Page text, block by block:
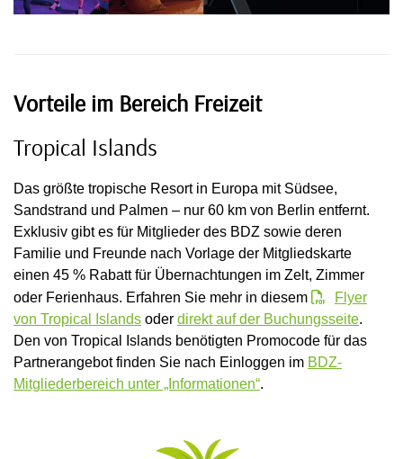
Vorteile im Bereich Freizeit
Tropical Islands
Das größte tropische Resort in Europa mit Südsee,
Sandstrand und Palmen – nur 60 km von Berlin entfernt.
Exklusiv gibt es für Mitglieder des BDZ sowie deren
Familie und Freunde nach Vorlage der Mitgliedskarte
einen 45 % Rabatt für Übernachtungen im Zelt, Zimmer
oder Ferienhaus. Erfahren Sie mehr in diesem
Flyer
von Tropical Islands oder direkt auf der Buchungsseite.
Den von Tropical Islands benötigten Promocode für das
Partnerangebot finden Sie nach Einloggen im BDZ-
Mitgliederbereich unter „Informationen“.